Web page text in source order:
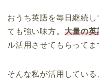
おうち英語を毎日継続し
ても強い味方。 大量の英
ル活用させてもらってま
そんな私が活用している